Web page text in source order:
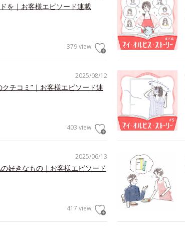
を｜お客様エピソード連載
379 view
2025/08/12
チコミ”｜お客様エピソード連
403 view
2025/06/13
好きなもの｜お客様エピソード
417 view